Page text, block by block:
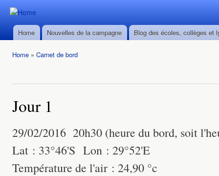
Durban ->
Walvis Bay
au
Durban ->
Walvis Bay
du 28/02
au
Main menu
Home Nouvelles de la campagne Blog des écoles, collèges et
Home » Carnet de bord
Jour 1
29/02/2016 20h30 (heure du bord, soit
Lat : 33°46'S Lon : 29°52'E
Température de l'air : 24,90 °c